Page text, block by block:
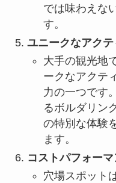
では味わえな
す。
ユニークなアクテ
大手の観光地
ークなアクテ
力の一つです
るボルダリン
の特別な体験
ます。
コストパフォーマ
穴場スポット